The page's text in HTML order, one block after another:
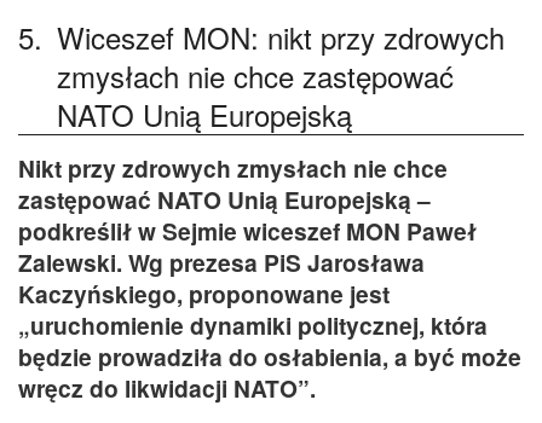
5. Wiceszef MON: nikt przy zdrowych
zmysłach nie chce zastępować
NATO Unią Europejską
Nikt przy zdrowych zmysłach nie chce
zastępować NATO Unią Europejską –
podkreślił w Sejmie wiceszef MON Paweł
Zalewski. Wg prezesa PiS Jarosława
Kaczyńskiego, proponowane jest
„uruchomienie dynamiki politycznej, która
będzie prowadziła do osłabienia, a być może
wręcz do likwidacji NATO”.